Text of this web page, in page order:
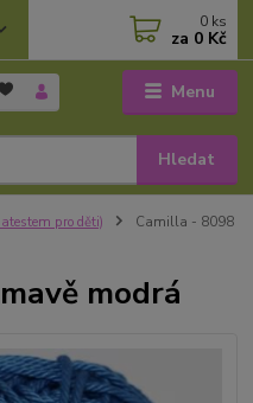
Menu
Hledat
0 ks
za 0 Kč
pro děti)
Camilla - 8098
modrá